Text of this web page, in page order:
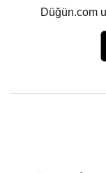
Düğün.com